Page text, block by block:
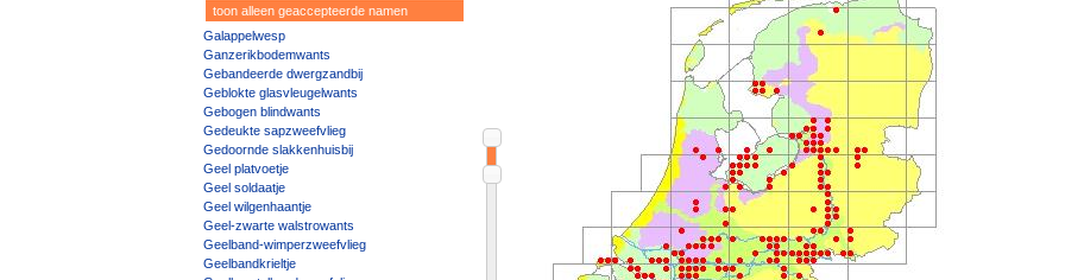
toon alleen geaccepteerde namen
Galappelwesp
Ganzerikbodemwants
Gebandeerde dwergzandbij
Geblokte glasvleugelwants
Gebogen blindwants
Gedeukte sapzweefvlieg
Gedoornde slakkenhuisbij
Geel platvoetje
Geel soldaatje
Geel wilgenhaantje
Geel-zwarte walstrowants
Geelband-wimperzweefvlieg
Geelbandkrieltje